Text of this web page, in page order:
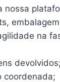
nossa
na
devolvidos;
coordenada;